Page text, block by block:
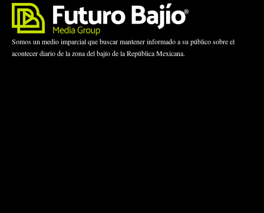
Somos un medio imparcial que buscar mantener informado a su público sobre el
acontecer diario de la zona del bajío de la República Mexicana.